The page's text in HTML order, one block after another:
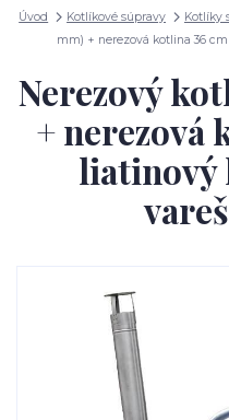
Úvod Kotlíkové súpravy Kotlíky
mm) + nerezová kotlina 36
Nerezový
+ nerezová
liatinový